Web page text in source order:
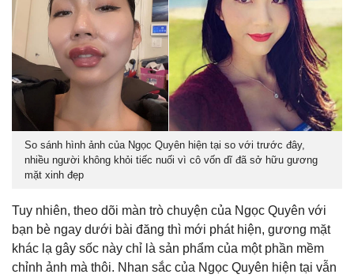
So sánh hình ảnh của Ngọc Quyên hiện tại so với trước đây,
nhiều người không khỏi tiếc nuối vì cô vốn dĩ đã sở hữu gương
mặt xinh đẹp
Tuy nhiên, theo dõi màn trò chuyện của Ngọc Quyên với
bạn bè ngay dưới bài đăng thì mới phát hiện, gương mặt
khác lạ gây sốc này chỉ là sản phẩm của một phần mềm
chỉnh ảnh mà thôi. Nhan sắc của Ngọc Quyên hiện tại vẫn